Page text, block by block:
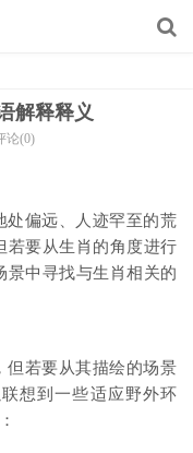
解释释义
论(0)
处偏远、人迹罕至的荒
若要从生肖的角度进行
景中寻找与生肖相关的
但若要从其描绘的场景
想到一些适应野外环